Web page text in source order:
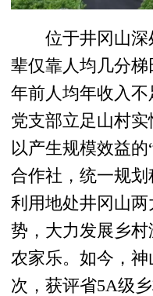
位于井冈山深
辈仅靠人均几分
年前人均年收入不
党支部立足山村
以产生规模效益
合作社，统一规划
利用地处井冈山
势，大力发展乡
农家乐。如今，神
次，获评省5A级